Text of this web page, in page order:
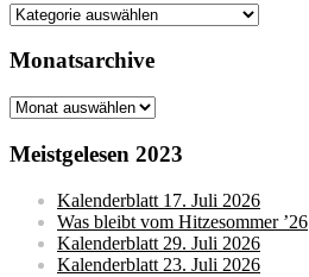
Kategorien
Monatsarchive
Monatsarchive
Meistgelesen 2023
Kalenderblatt 17. Juli 2026
Was bleibt vom Hitzesommer ’26
Kalenderblatt 29. Juli 2026
Kalenderblatt 23. Juli 2026